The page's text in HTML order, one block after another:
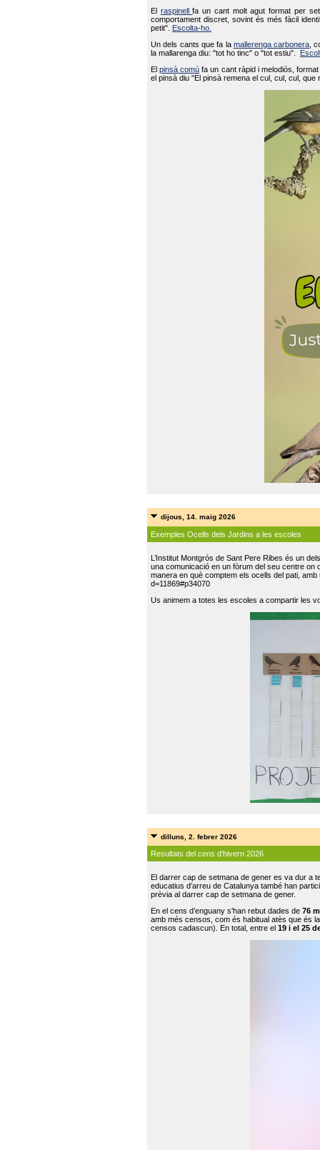
El raspinellfa un cant molt agut format per
comportament discret, sovint és més fàcil
petit".
Escolta-ho.
Un dels cants que fa la mallerenga carbonera ,
la mallarenga diu: "tot ho tinc" o "tot estiu".
Elpinsà comú fa un cant ràpid i melodiós,
el pinsà diu "El pinsà remena el cul, cul, cul,
dijous, 14. maig 2026
Exemples Ocells dels Jardins a les escoles
L’Institut Montgrós de Sant Pere Ribes és un
una comunicació en un fòrum del seu centre on
manera en què comptem els ocells del pati,
d=11869#p34070
Us animem a totes les escoles a compartir les
dilluns, 2. febrer 2026
Resultats del cens d'hivern 2026
El darrer cap de setmana de gener es va dur a
educatius d’arreu de Catalunya també han
prèvia al darrer cap de setmana de gener.
En el cens d’enguany s'han rebut dades de 76
amb més censos, com és habitual atès que és
censos cadascun). En total, entre el 19 i el 25